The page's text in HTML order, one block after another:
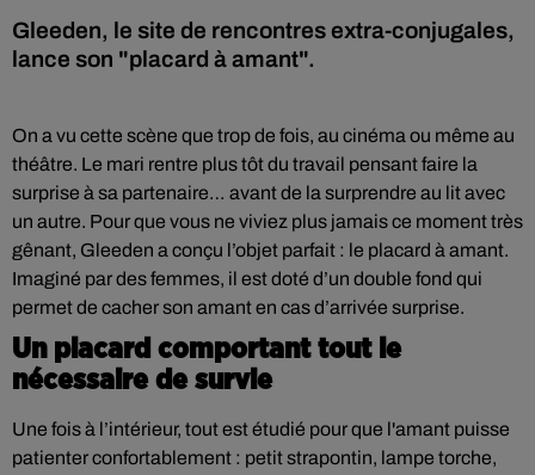
Gleeden, le site de rencontres extra-conjugales,
lance son "placard à amant".
On a vu cette scène que trop de fois, au cinéma ou même au
théâtre. Le mari rentre plus tôt du travail pensant faire la
surprise à sa partenaire… avant de la surprendre au lit avec
un autre. Pour que vous ne viviez plus jamais ce moment très
gênant, Gleeden a conçu l’objet parfait : le placard à amant.
Imaginé par des femmes, il est doté d’un double fond qui
permet de cacher son amant en cas d’arrivée surprise.
Un placard comportant tout le
nécessaire de survie
Une fois à l’intérieur, tout est étudié pour que l'amant puisse
patienter confortablement : petit strapontin, lampe torche,